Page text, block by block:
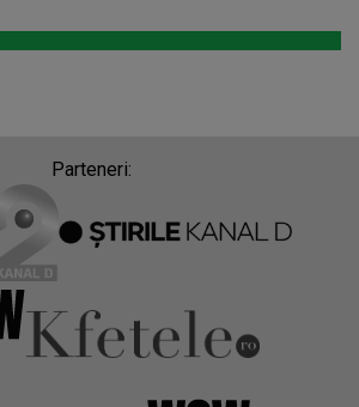
Parteneri: